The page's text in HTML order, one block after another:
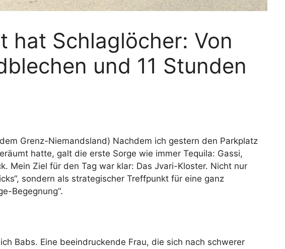
hat Schlaglöcher: Von
und 11 Stunden
Grenz-Niemandsland) Nachdem ich gestern den Parkplatz
hatte, galt die erste Sorge wie immer Tequila: Gassi,
Mein Ziel für den Tag war klar: Das Jvari-Kloster. Nicht nur
sondern als strategischer Treffpunkt für eine ganz
Begegnung“.
Babs. Eine beeindruckende Frau, die sich nach schwerer